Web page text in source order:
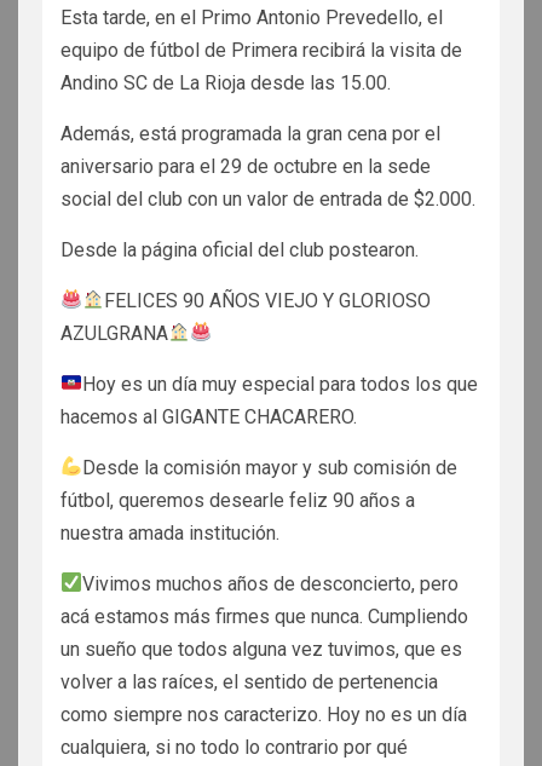
Esta tarde, en el Primo Antonio Prevedello, el
equipo de fútbol de Primera recibirá la visita de
Andino SC de La Rioja desde las 15.00.
Además, está programada la gran cena por el
aniversario para el 29 de octubre en la sede
social del club con un valor de entrada de $2.000.
Desde la página oficial del club postearon.
FELICES 90 AÑOS VIEJO Y GLORIOSO
AZULGRANA
Hoy es un día muy especial para todos los que
hacemos al GIGANTE CHACARERO.
Desde la comisión mayor y sub comisión de
fútbol, queremos desearle feliz 90 años a
nuestra amada institución.
Vivimos muchos años de desconcierto, pero
acá estamos más firmes que nunca. Cumpliendo
un sueño que todos alguna vez tuvimos, que es
volver a las raíces, el sentido de pertenencia
como siempre nos caracterizo. Hoy no es un día
cualquiera, si no todo lo contrario por qué